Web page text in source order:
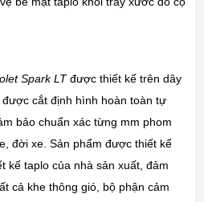
Spark LTđược thiết kế trên dây
cắt định hình hoàn toàn tự
bảo chuẩn xác từng mm phom
đời xe. Sản phẩm được thiết kế
kế taplo của nhà sản xuất, đảm
cả khe thông gió, bộ phận cảm